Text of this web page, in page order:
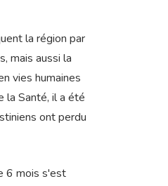
la région par
mais aussi la
vies humaines
la Santé, il a été
ont perdu
6 mois s'est